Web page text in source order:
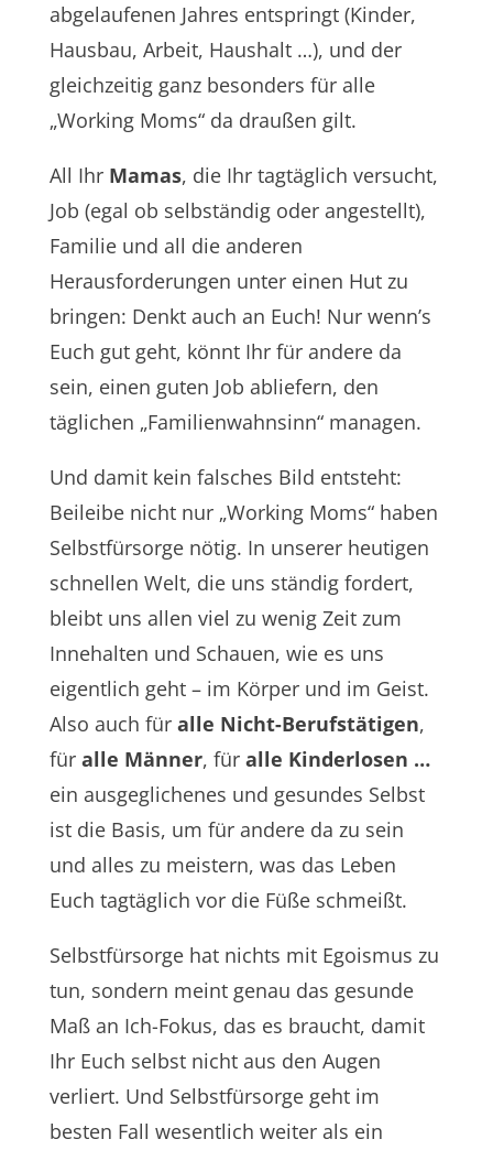
abgelaufenen Jahres entspringt (Kinder,
Hausbau, Arbeit, Haushalt …), und der
gleichzeitig ganz besonders für alle
„Working Moms“ da draußen gilt.
All Ihr Mamas, die Ihr tagtäglich versucht,
Job (egal ob selbständig oder angestellt),
Familie und all die anderen
Herausforderungen unter einen Hut zu
bringen: Denkt auch an Euch! Nur wenn’s
Euch gut geht, könnt Ihr für andere da
sein, einen guten Job abliefern, den
täglichen „Familienwahnsinn“ managen.
Und damit kein falsches Bild entsteht:
Beileibe nicht nur „Working Moms“ haben
Selbstfürsorge nötig. In unserer heutigen
schnellen Welt, die uns ständig fordert,
bleibt uns allen viel zu wenig Zeit zum
Innehalten und Schauen, wie es uns
eigentlich geht – im Körper und im Geist.
Also auch für alle Nicht-Berufstätigen,
füralle Männer, für alle Kinderlosen …
ein ausgeglichenes und gesundes Selbst
ist die Basis, um für andere da zu sein
und alles zu meistern, was das Leben
Euch tagtäglich vor die Füße schmeißt.
Selbstfürsorge hat nichts mit Egoismus zu
tun, sondern meint genau das gesunde
Maß an Ich-Fokus, das es braucht, damit
Ihr Euch selbst nicht aus den Augen
verliert. Und Selbstfürsorge geht im
besten Fall wesentlich weiter als ein